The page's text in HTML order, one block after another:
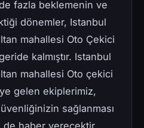
fazla beklemenin ve
dönemler, Istanbul
mahallesi Oto Çekici
kalmıştır. Istanbul
mahallesi Oto çekici
gelen ekiplerimiz,
sağlanması